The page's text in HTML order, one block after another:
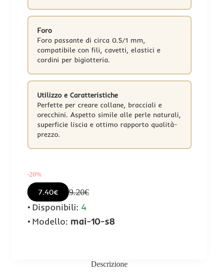
-20%
Foro
Foro passante di circa 0.5/1 mm,
compatibile con fili, cavetti, elastici e
cordini per bigiotteria.
Utilizzo e Caratteristiche
Perfette per creare collane, bracciali e
orecchini. Aspetto simile alle perle naturali,
superficie liscia e ottimo rapporto qualità-
prezzo.
-20%
7.40€ 9.20€
Disponibili: 4
Modello: mai-10-s8
Descrizione